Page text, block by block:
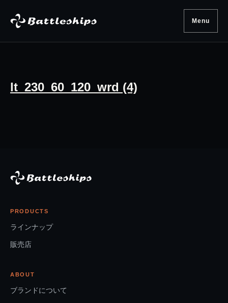
Menu
lt_230_60_120_wrd (4)
PRODUCTS
ラインナップ
販売店
ABOUT
ブランドについて